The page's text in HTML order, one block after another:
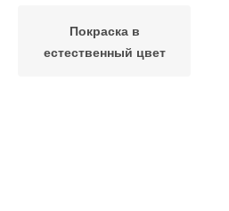
Покраска в
естественный цвет